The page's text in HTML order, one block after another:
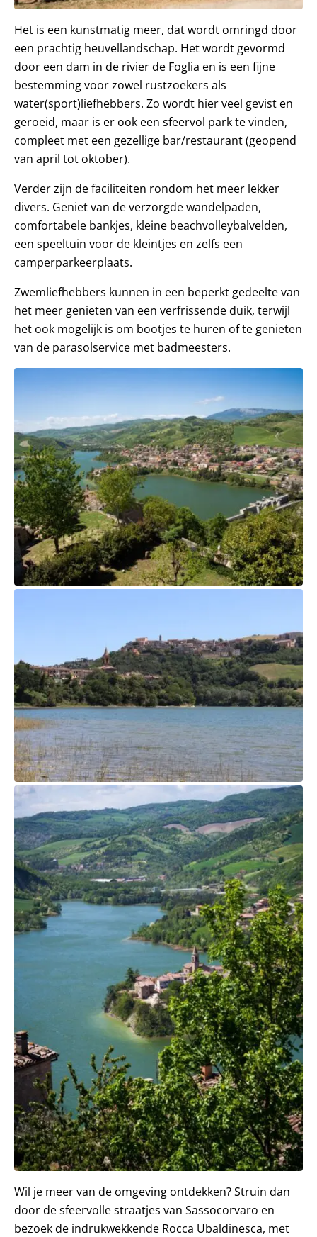
Het is een kunstmatig meer, dat wordt omringd door
een prachtig heuvellandschap. Het wordt gevormd
door een dam in de rivier de Foglia en is een fijne
bestemming voor zowel rustzoekers als
water(sport)liefhebbers. Zo wordt hier veel gevist en
geroeid, maar is er ook een sfeervol park te vinden,
compleet met een gezellige bar/restaurant (geopend
van april tot oktober).
Verder zijn de faciliteiten rondom het meer lekker
divers. Geniet van de verzorgde wandelpaden,
comfortabele bankjes, kleine beachvolleybalvelden,
een speeltuin voor de kleintjes en zelfs een
camperparkeerplaats.
Zwemliefhebbers kunnen in een beperkt gedeelte van
het meer genieten van een verfrissende duik, terwijl
het ook mogelijk is om bootjes te huren of te genieten
van de parasolservice met badmeesters.
Wil je meer van de omgeving ontdekken? Struin dan
door de sfeervolle straatjes van Sassocorvaro en
bezoek de indrukwekkende Rocca Ubaldinesca, met